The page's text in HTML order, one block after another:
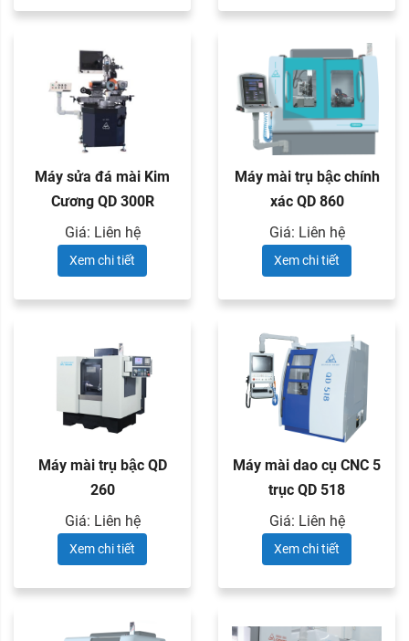
Máy sửa đá mài Kim
Cương QD 300R
Giá: Liên hệ
Xem chi tiết
Máy mài trụ bậc chính
xác QD 860
Giá: Liên hệ
Xem chi tiết
Máy mài trụ bậc QD
260
Giá: Liên hệ
Xem chi tiết
Máy mài dao cụ CNC 5
trục QD 518
Giá: Liên hệ
Xem chi tiết